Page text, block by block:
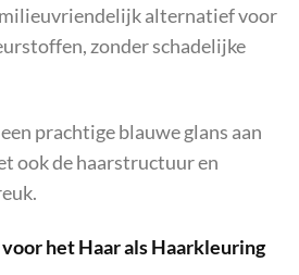
milieuvriendelijk alternatief voor
zonder schadelijke
prachtige blauwe glans aan
ook de haarstructuur en
het Haar als Haarkleuring